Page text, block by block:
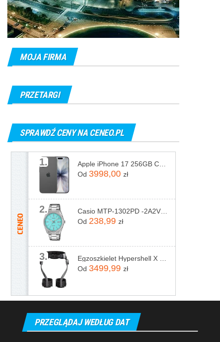
MOJA FIRMA
PRZETARGI
SPRAWDŹ CENY NA CENEO.PL
1.
Od 3998,00 zł
2.
Od 238,99 zł
3.
Od 3499,99 zł
PRZEGLĄDAJ WEDŁUG DAT